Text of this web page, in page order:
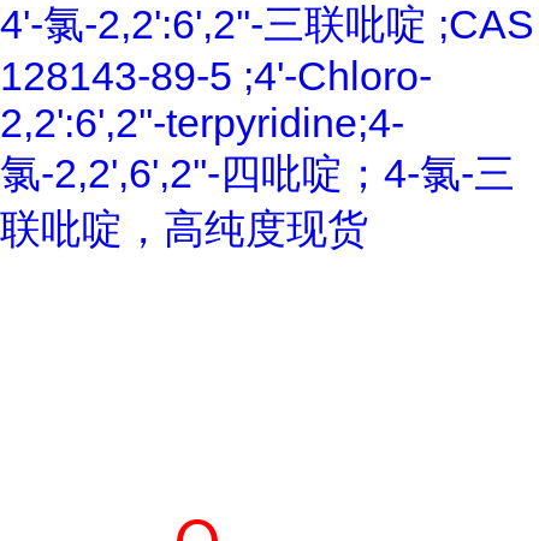
4'-氯-2,2':6',2''-三联吡啶 ;CAS
128143-89-5 ;4'-Chloro-
2,2':6',2''-terpyridine;4-
氯-2,2',6',2''-四吡啶；4-氯-三
联吡啶，高纯度现货